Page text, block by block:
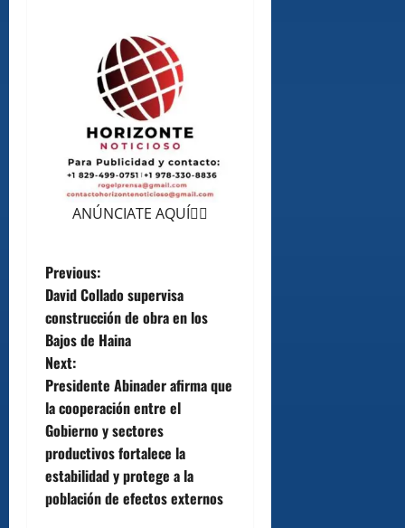
ANÚNCIATE AQUÍ👆🏻
P
o
s
t
n
a
v
Previous:
David Collado supervisa
construcción de obra en los
Bajos de Haina
Next:
Presidente Abinader afirma que
la cooperación entre el
Gobierno y sectores
productivos fortalece la
estabilidad y protege a la
población de efectos externos